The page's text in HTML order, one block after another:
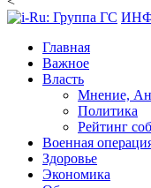
Главная
Важное
Власть
Мнение,
Политика
Рейтинг
Военная
Здоровье
Экономика